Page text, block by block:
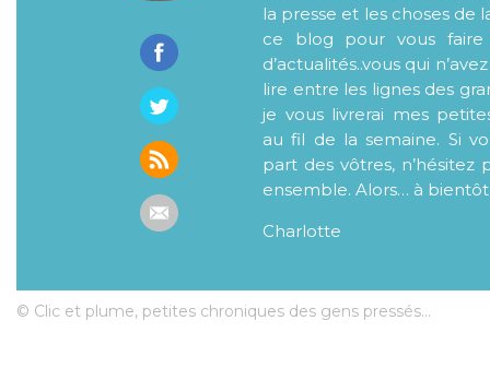
la presse et les choses de
ce blog pour vous faire
d’actualités..vous qui
lire entre les lignes des
je vous livrerai mes
au fil de la semaine. Si
part des vôtres, n’hésitez
ensemble. Alors… à bientôt
Charlotte
© Clic et plume, petites chroniques des gens pressés...